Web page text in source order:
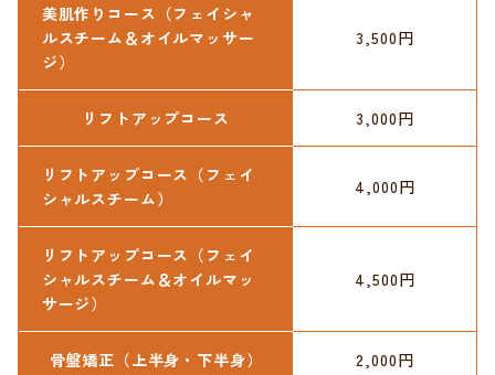
美肌作りコース（フェイシャ
ルスチーム＆オイルマッサー
ジ）
3,500円
リフトアップコース 3,000円
リフトアップコース（フェイ
シャルスチーム）
4,000円
リフトアップコース（フェイ
シャルスチーム＆オイルマッ
サージ）
4,500円
骨盤矯正（上半身・下半身） 2,000円